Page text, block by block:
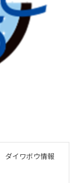
ダイワボウ情報